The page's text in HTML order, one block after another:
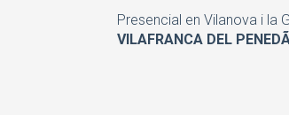
Presencial en Vilanova i la
VILAFRANCA DEL